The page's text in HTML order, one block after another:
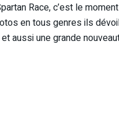
Race, c’est le
en tous genres ils
aussi une grande